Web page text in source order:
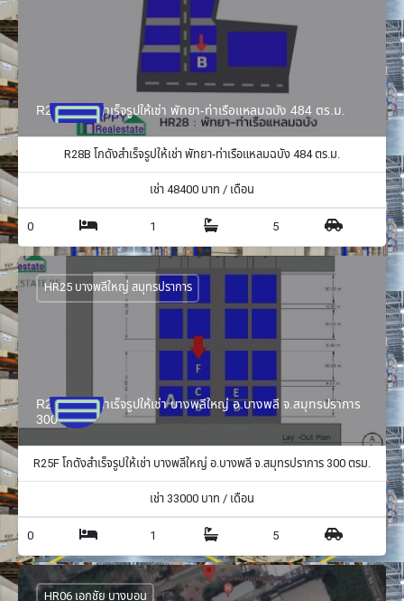
R28B โกดังสำเร็จรูปให้เช่า พัทยา-ท่าเรือแหลมฉบัง 484 ตร.ม.
R28B โกดังสำเร็จรูปให้เช่า พัทยา-ท่าเรือแหลมฉบัง 484 ตร.ม.
เช่า48400 บาท / เดือน
0 1 5
R25F โกดังสำเร็จรูปให้เช่า บางพลีใหญ่ อ.บางพลี จ.สมุทรปราการ
300 ตรม.
HR25 บางพลีใหญ่ สมุทรปราการ
R25F โกดังสำเร็จรูปให้เช่า บางพลีใหญ่ อ.บางพลี จ.สมุทรปราการ 300 ตรม.
เช่า 33000 บาท / เดือน
0 1 5
HR06 เอกชัย บางบอน